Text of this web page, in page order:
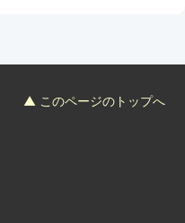
▲ このページのトップへ